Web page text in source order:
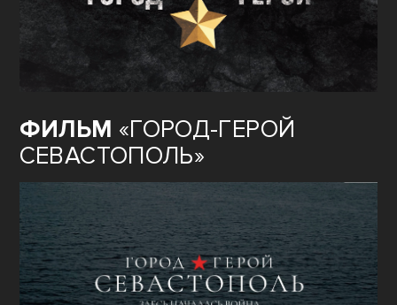
ФИЛЬМ «ГОРОД-ГЕРОЙ
СЕВАСТОПОЛЬ»